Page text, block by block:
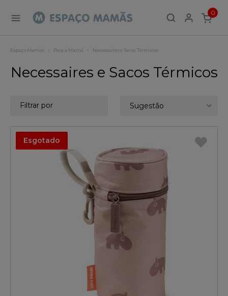
0
ITEMS
Espaço Mamãs Para a Mamã Necessaires e Sacos Térmicos
Necessaires e Sacos Térmicos
Sugestão
Filtrar por
Esgotado